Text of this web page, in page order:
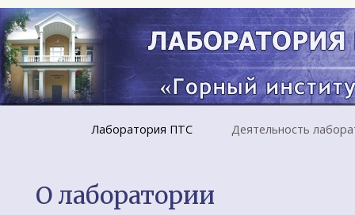
Лаборатория ПТС Деятельность
О лаборатории